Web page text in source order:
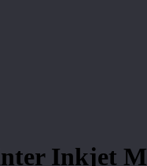
Inkjet